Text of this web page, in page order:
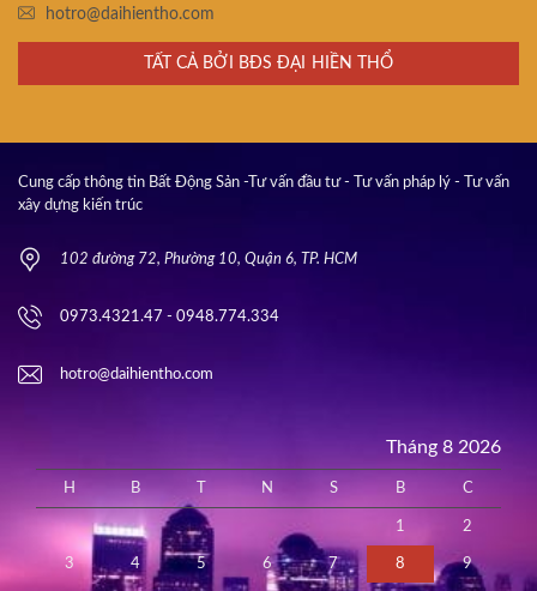
hotro@daihientho.com
TẤT CẢ BỞI BĐS ĐẠI HIỀN THỔ
Cung cấp thông tin Bất Động Sản -Tư vấn đầu tư - Tư vấn pháp lý - Tư vấn
xây dựng kiến trúc
102 đường 72, Phường 10, Quận 6, TP. HCM
0973.4321.47 - 0948.774.334
hotro@daihientho.com
Tháng 8 2026
H B N S B C
1 2
3 4 5 6 7 8 9